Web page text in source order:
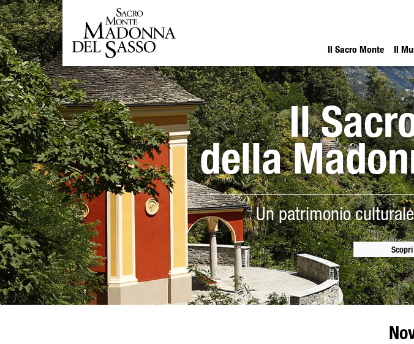
Il Sacro Monte Il
Il
della
Un patrimonio